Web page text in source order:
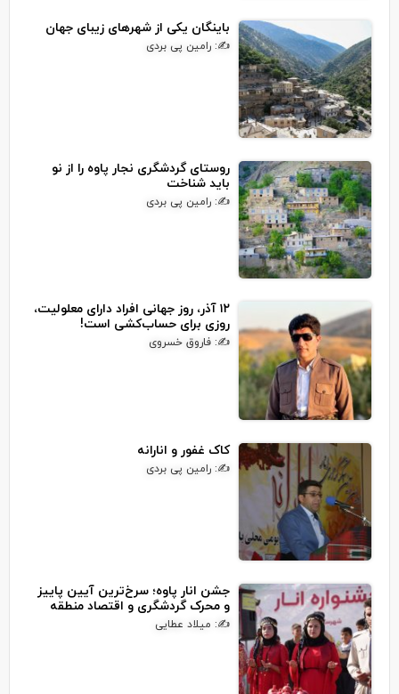
باینگان یکی از شهرهای زیبای جهان
✍: رامین پی بردی
روستای گردشگری نجار پاوه را از نو
باید شناخت
✍: رامین پی بردی
۱۲ آذر، روز جهانی افراد دارای معلولیت،
روزی برای حساب‌کشی است!
✍: فاروق خسروی
کاک غفور و انارانه
✍: رامین پی بردی
جشن انار پاوه؛ سرخ‌ترین آیین پاییز
و محرک گردشگری و اقتصاد منطقه
✍: میلاد عطایی